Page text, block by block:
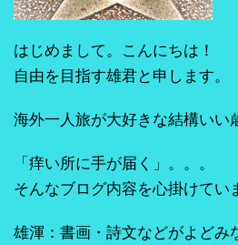
はじめまして。こんにちは！
自由を目指す雄君と申します。
海外一人旅が大好きな結構いい
「痒い所に手が届く」。。。
そんなブログ内容を心掛けてい
雄渾：書画・詩文などがよどみ